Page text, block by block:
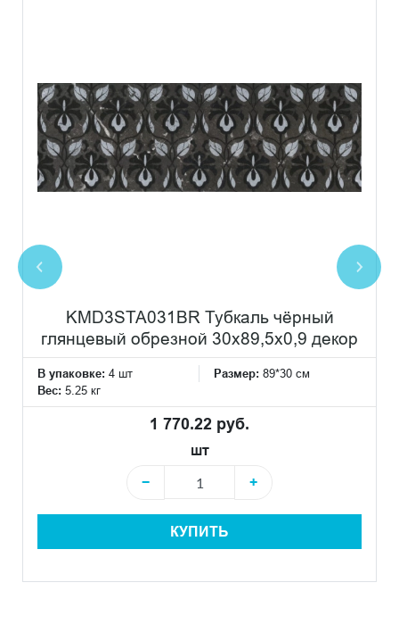
KMD3STA031BR Тубкаль чёрный
глянцевый обрезной 30x89,5x0,9 декор
В упаковке: 4 шт Размер: 89*30 см
Вес: 5.25 кг
1 770.22 руб.
шт
−
+
КУПИТЬ